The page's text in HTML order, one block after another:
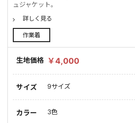
ュジャケット。
詳しく見る
作業着
生地価格 ￥4,000
サイズ 9サイズ
カラー 3色